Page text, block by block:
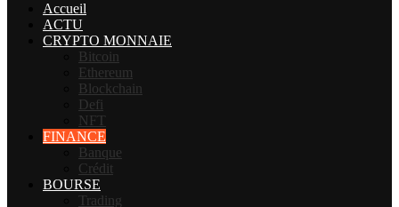
Accueil
ACTU
CRYPTO MONNAIE
Bitcoin
Ethereum
Blockchain
Defi
NFT
FINANCE
Banque
Crédit
BOURSE
Trading